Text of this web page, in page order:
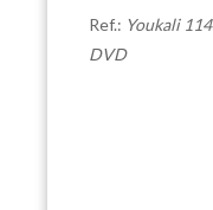
Ref.: Youkali 114
DVD